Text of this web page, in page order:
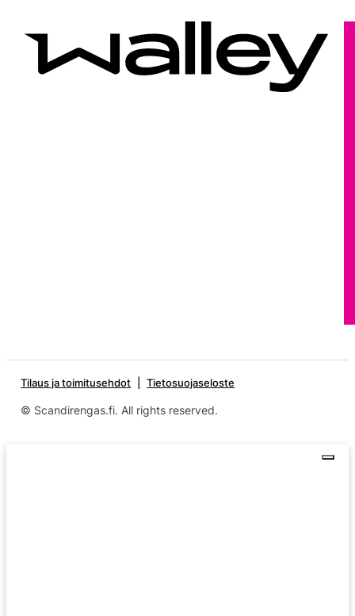
Tilaus ja toimitusehdot Tietosuojaseloste
© Scandirengas.fi. All rights reserved.